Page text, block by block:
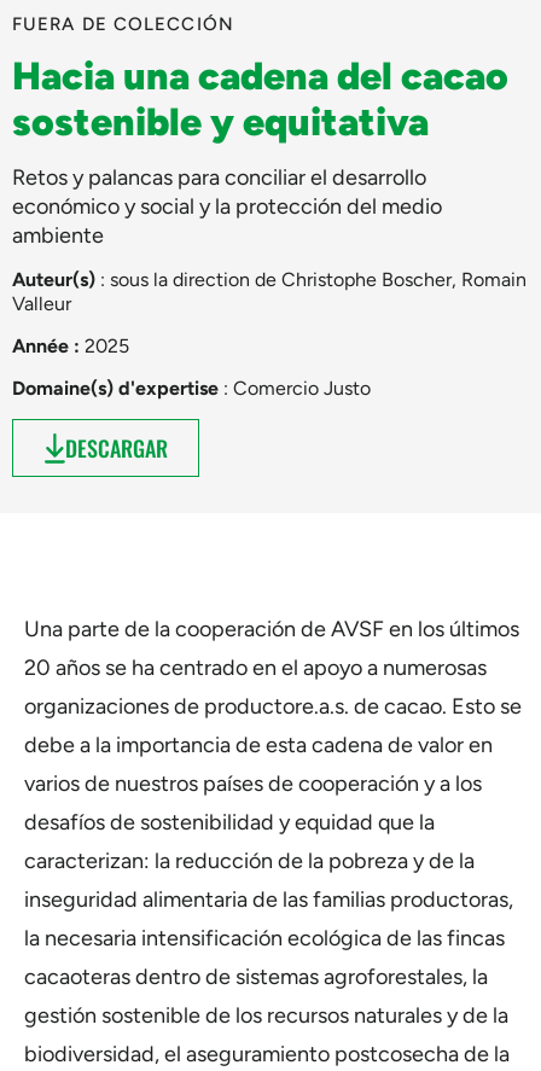
FUERA DE COLECCIÓN
Hacia una cadena del cacao
sostenible y equitativa
Retos y palancas para conciliar el desarrollo
económico y social y la protección del medio
ambiente
Auteur(s) : sous la direction de Christophe Boscher, Romain
Valleur
Année : 2025
Domaine(s) d'expertise : Comercio Justo
DESCARGAR
Una parte de la cooperación de AVSF en los últimos
20 años se ha centrado en el apoyo a numerosas
organizaciones de productore.a.s. de cacao. Esto se
debe a la importancia de esta cadena de valor en
varios de nuestros países de cooperación y a los
desafíos de sostenibilidad y equidad que la
caracterizan: la reducción de la pobreza y de la
inseguridad alimentaria de las familias productoras,
la necesaria intensificación ecológica de las fincas
cacaoteras dentro de sistemas agroforestales, la
gestión sostenible de los recursos naturales y de la
biodiversidad, el aseguramiento postcosecha de la